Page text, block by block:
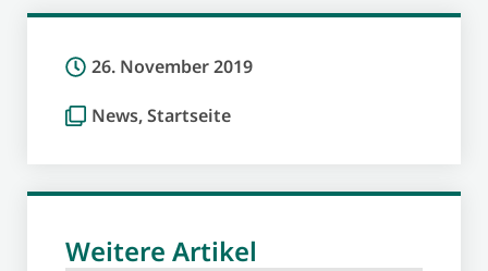
26. November 2019
News,Startseite
Weitere Artikel